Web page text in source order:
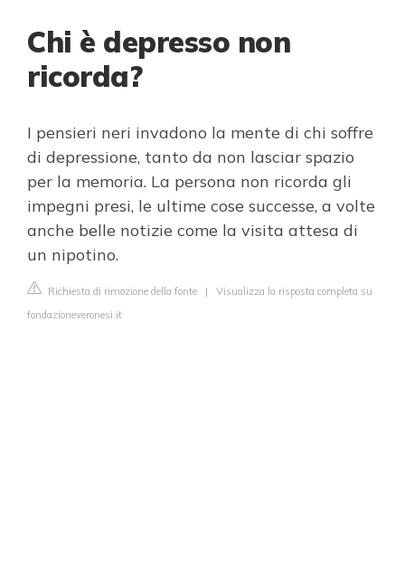
Chi è depresso non
ricorda?
I pensieri neri invadono la mente di chi soffre
di depressione, tanto da non lasciar spazio
per la memoria. La persona non ricorda gli
impegni presi, le ultime cose successe, a volte
anche belle notizie come la visita attesa di
un nipotino.
Richiesta di rimozione della fonte | Visualizza la risposta completa su
fondazioneveronesi.it